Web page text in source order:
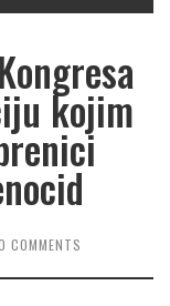
kojim
COMMENTS